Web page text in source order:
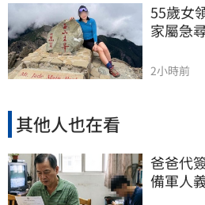
55歲女
家屬急
2小時前
其他人也在看
爸爸代
備軍人